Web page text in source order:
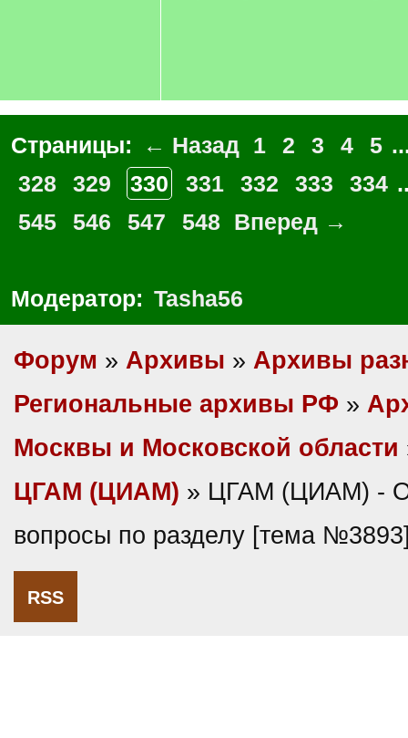
Страницы: ← Назад 1 2 3 4 5
328
329 330 331 332 333 334
545
546 547 548 Вперед →
Модератор: Tasha56
Форум » Архивы » Архивы
Региональные архивы РФ »
Москвы и Московской области
ЦГАМ (ЦИАМ) » ЦГАМ (ЦИАМ) -
вопросы по разделу [тема
RSS